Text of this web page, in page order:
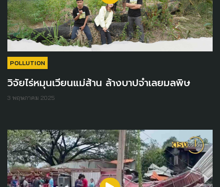
POLLUTION
วิจัยไร่หมุนเวียนแม่ส้าน ล้างบาปจำเลยมลพิษ
3 พฤษภาคม 2025